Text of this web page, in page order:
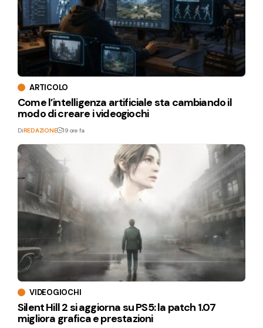
ARTICOLO
Come l’intelligenza artificiale sta cambiando il
modo di creare i videogiochi
DiREDAZIONE 19 ore fa
VIDEOGIOCHI
Silent Hill 2 si aggiorna su PS5: la patch 1.07
migliora grafica e prestazioni